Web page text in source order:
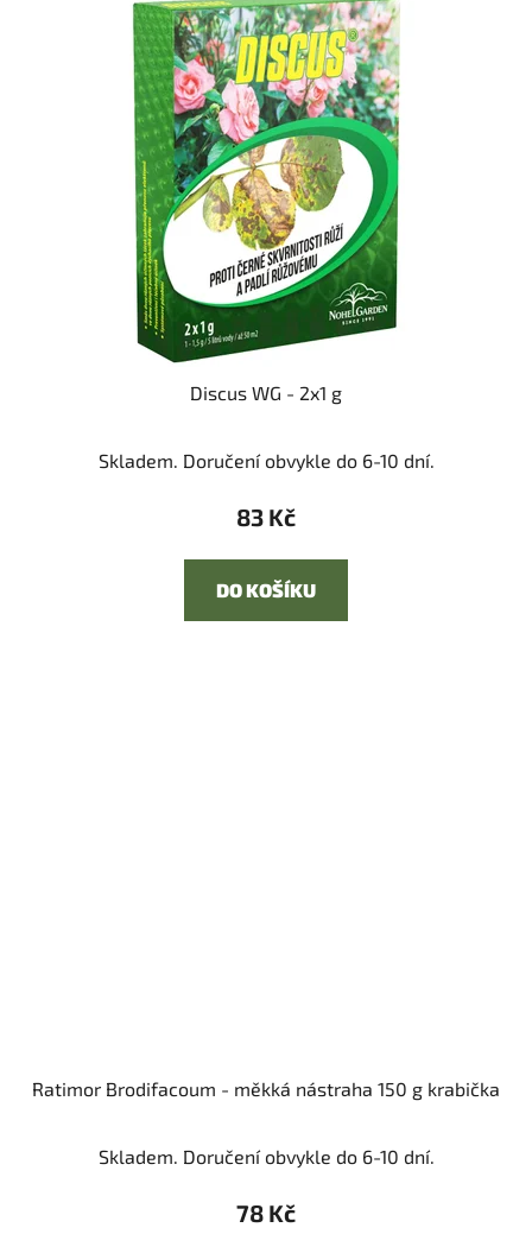
Discus WG - 2x1 g
Skladem. Doručení obvykle do 6-10 dní.
83 Kč
DO KOŠÍKU
Ratimor Brodifacoum - měkká nástraha 150 g krabička
Skladem. Doručení obvykle do 6-10 dní.
78 Kč